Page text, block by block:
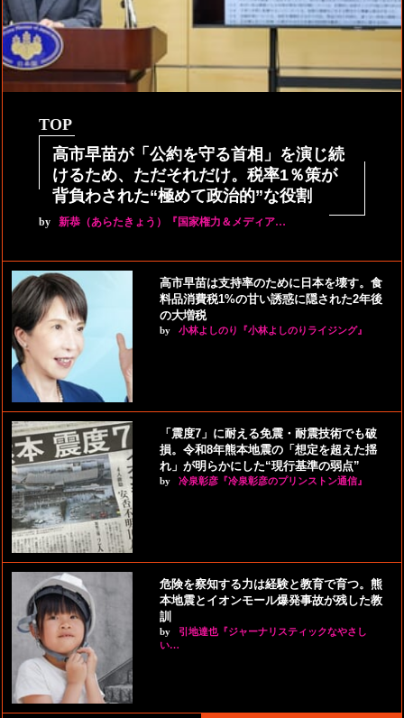
TOP
高市早苗が「公約を守る首相」を演じ続
けるため、ただそれだけ。税率1％策が
背負わされた“極めて政治的”な役割
by 新恭（あらたきょう）『国家権力＆メディア…
高市早苗は支持率のために日本を壊す。食
料品消費税1%の甘い誘惑に隠された2年後
の大増税
by 小林よしのり『小林よしのりライジング』
「震度7」に耐える免震・耐震技術でも破
損。令和8年熊本地震の「想定を超えた揺
れ」が明らかにした“現行基準の弱点”
by 冷泉彰彦『冷泉彰彦のプリンストン通信』
危険を察知する力は経験と教育で育つ。熊
本地震とイオンモール爆発事故が残した教
訓
by
引地達也『ジャーナリスティックなやさし
い…